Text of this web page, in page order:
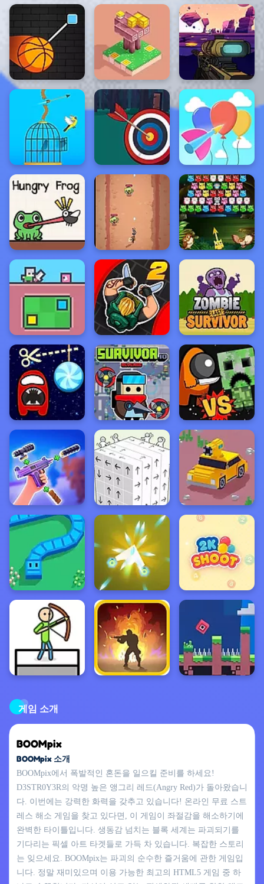
게임 소개
BOOMpix
BOOMpix 소개
BOOMpix에서 폭발적인 혼돈을 일으킬 준비를 하세요!
D3STR0Y3R의 악명 높은 앵그리 레드(Angry Red)가 돌아왔습니
다. 이번에는 강력한 화력을 갖추고 있습니다! 온라인 무료 스트
레스 해소 게임을 찾고 있다면, 이 게임이 좌절감을 해소하기에
완벽한 타이틀입니다. 생동감 넘치는 블록 세계는 파괴되기를
기다리는 픽셀 아트 타겟들로 가득 차 있습니다. 복잡한 스토리
는 잊으세요. BOOMpix는 파괴의 순수한 즐거움에 관한 게임입
니다. 정말 재미있으며 이용 가능한 최고의 HTML5 게임 중 하